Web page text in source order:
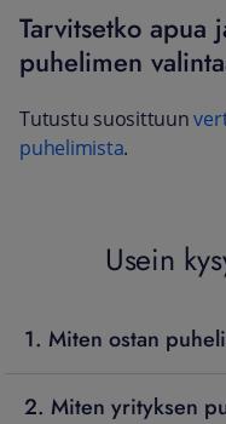
Tarvitsetko apua
puhelimen
Tutustu suosittuun
puhelimista.
Usein
1. Miten ostan
2. Miten yrityksen